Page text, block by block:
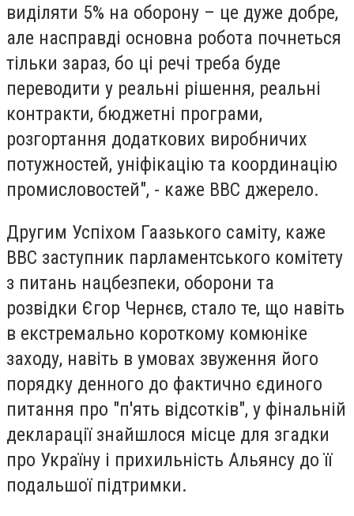
виділяти 5% на оборону – це дуже добре,
але насправді основна робота почнеться
тільки зараз, бо ці речі треба буде
переводити у реальні рішення, реальні
контракти, бюджетні програми,
розгортання додаткових виробничих
потужностей, уніфікацію та координацію
промисловостей", - каже ВВС джерело.
Другим Успіхом Гаазького саміту, каже
ВВС заступник парламентського комітету
з питань нацбезпеки, оборони та
розвідки Єгор Чернєв, стало те, що навіть
в екстремально короткому комюніке
заходу, навіть в умовах звуження його
порядку денного до фактично єдиного
питання про "п'ять відсотків", у фінальній
декларації знайшлося місце для згадки
про Україну і прихильність Альянсу до її
подальшої підтримки.